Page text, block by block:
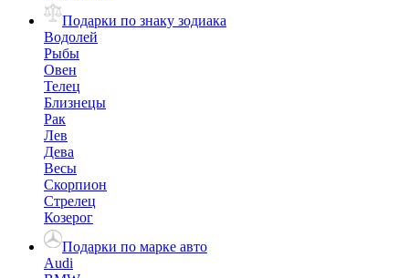
Подарки по знаку зодиака
Водолей
Рыбы
Овен
Телец
Близнецы
Рак
Лев
Дева
Весы
Скорпион
Стрелец
Козерог
Подарки по марке авто
Audi